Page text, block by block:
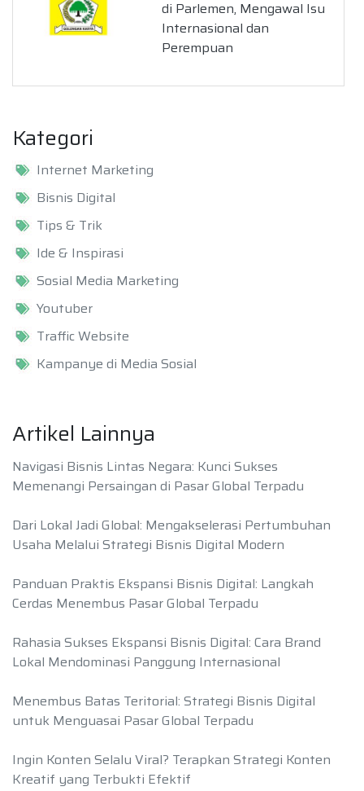
di Parlemen, Mengawal Isu
Internasional dan
Perempuan
Kategori
Internet Marketing
Bisnis Digital
Tips & Trik
Ide & Inspirasi
Sosial Media Marketing
Youtuber
Traffic Website
Kampanye di Media Sosial
Artikel Lainnya
Navigasi Bisnis Lintas Negara: Kunci Sukses
Memenangi Persaingan di Pasar Global Terpadu
Dari Lokal Jadi Global: Mengakselerasi Pertumbuhan
Usaha Melalui Strategi Bisnis Digital Modern
Panduan Praktis Ekspansi Bisnis Digital: Langkah
Cerdas Menembus Pasar Global Terpadu
Rahasia Sukses Ekspansi Bisnis Digital: Cara Brand
Lokal Mendominasi Panggung Internasional
Menembus Batas Teritorial: Strategi Bisnis Digital
untuk Menguasai Pasar Global Terpadu
Ingin Konten Selalu Viral? Terapkan Strategi Konten
Kreatif yang Terbukti Efektif